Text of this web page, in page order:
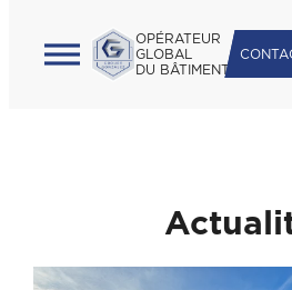
OPÉRATEUR
GLOBAL
DU BÂTIMENT